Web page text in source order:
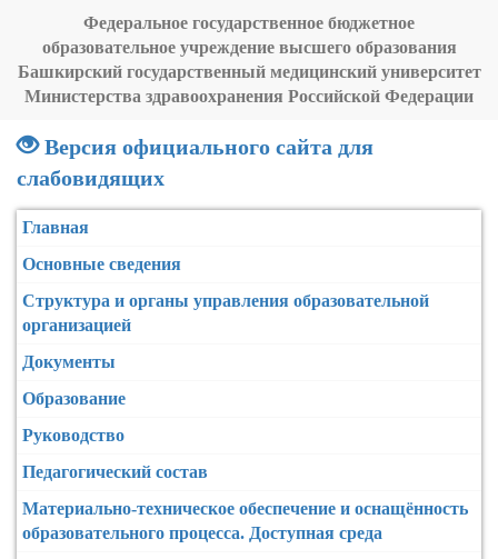
Федеральное государственное бюджетное
образовательное учреждение высшего образования
Башкирский государственный медицинский университет
Министерства здравоохранения Российской Федерации
Версия официального сайта для
слабовидящих
Главная
Основные сведения
Структура и органы управления образовательной
организацией
Документы
Образование
Руководство
Педагогический состав
Материально-техническое обеспечение и оснащённость
образовательного процесса. Доступная среда